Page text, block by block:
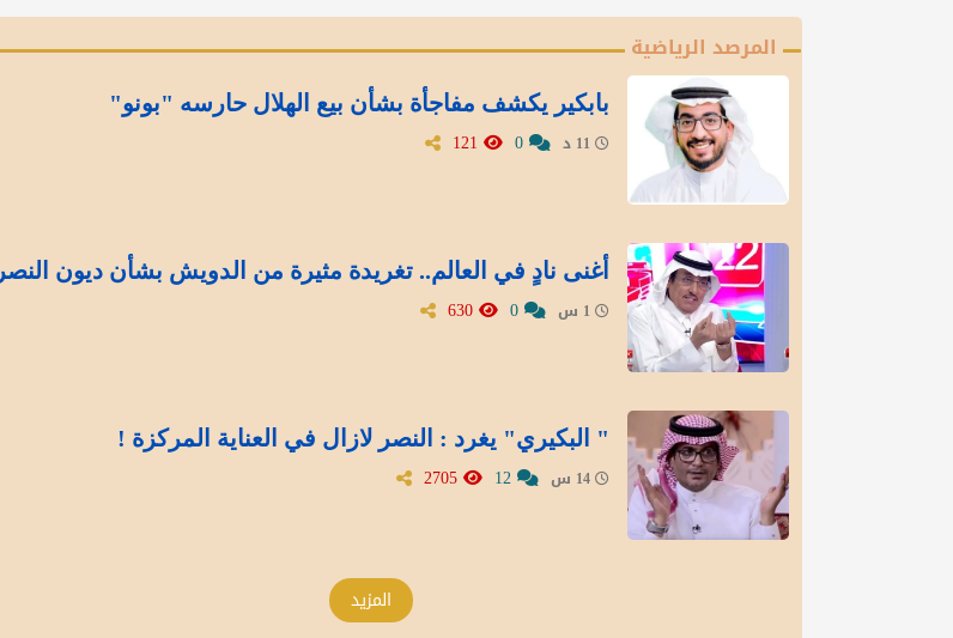
المرصد الرياضية
بابكير يكشف مفاجأة بشأن بيع الهلال حارسه "بونو"
أغنى نادٍ في العالم.. تغريدة مثيرة من الدويش بشأن ديون النصر
" البكيري" يغرد : النصر لازال في العناية المركزة !
المزيد